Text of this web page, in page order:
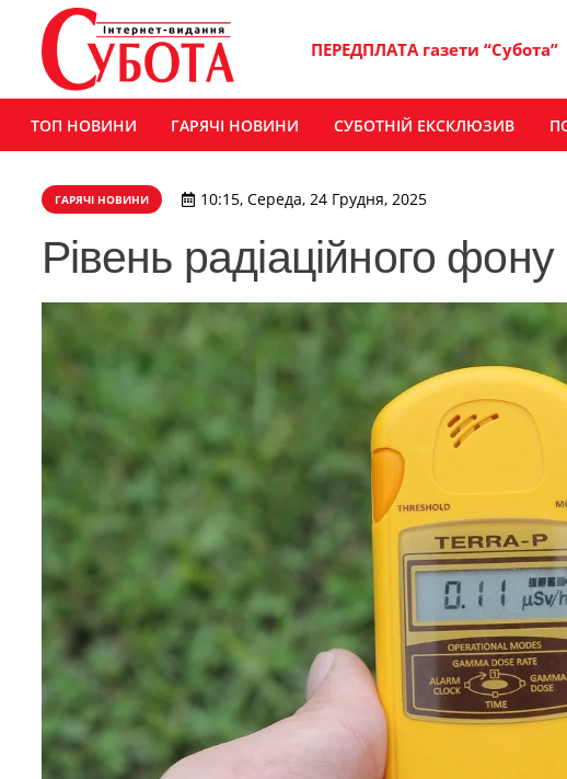
ПЕРЕДПЛАТА газети “Субота”
ТОП НОВИНИ ГАРЯЧІ НОВИНИ СУБОТНІЙ ЕКСКЛЮЗИВ
ГАРЯЧІ НОВИНИ 10:15, Середа, 24 Грудня, 2025
Рівень радіаційного